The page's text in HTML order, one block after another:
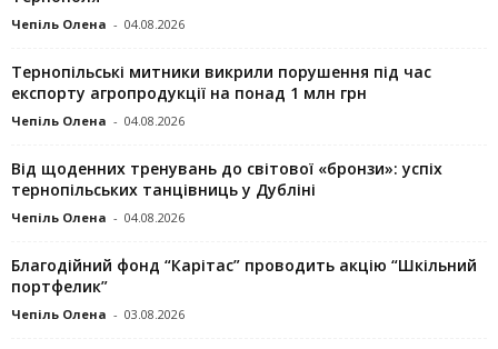
Чепіль Олена - 04.08.2026
Тернопільські митники викрили порушення під час
експорту агропродукції на понад 1 млн грн
Чепіль Олена - 04.08.2026
Від щоденних тренувань до світової «бронзи»: успіх
тернопільських танцівниць у Дубліні
Чепіль Олена - 04.08.2026
Благодійний фонд “Карітас” проводить акцію “Шкільний
портфелик”
Чепіль Олена - 03.08.2026